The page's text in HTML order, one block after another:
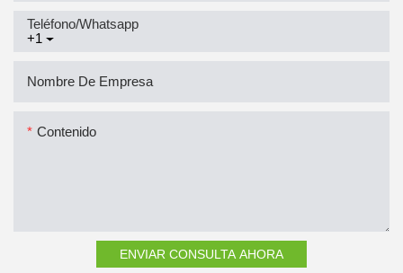
+1
Teléfono/whatsapp
Nombre De Empresa
Contenido
ENVIAR CONSULTA AHORA